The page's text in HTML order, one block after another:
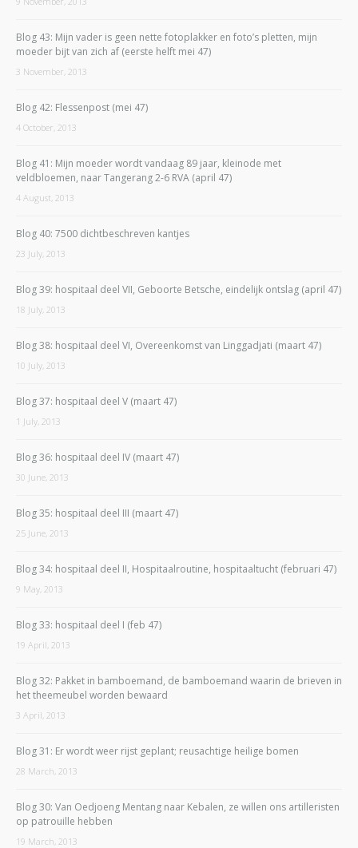
Blog 43: Mijn vader is geen nette fotoplakker en foto’s pletten, mijn
moeder bijt van zich af (eerste helft mei 47)
3 November, 2013
Blog 42: Flessenpost (mei 47)
4 October, 2013
Blog 41: Mijn moeder wordt vandaag 89 jaar, kleinode met
veldbloemen, naar Tangerang 2-6 RVA (april 47)
4 August, 2013
Blog 40: 7500 dichtbeschreven kantjes
23 July, 2013
Blog 39: hospitaal deel VII, Geboorte Betsche, eindelijk ontslag (april 47)
18 July, 2013
Blog 38: hospitaal deel VI, Overeenkomst van Linggadjati (maart 47)
10 July, 2013
Blog 37: hospitaal deel V (maart 47)
1 July, 2013
Blog 36: hospitaal deel IV (maart 47)
30 June, 2013
Blog 35: hospitaal deel III (maart 47)
25 June, 2013
Blog 34: hospitaal deel II, Hospitaalroutine, hospitaaltucht (februari 47)
9 May, 2013
Blog 33: hospitaal deel I (feb 47)
19 April, 2013
Blog 32: Pakket in bamboemand, de bamboemand waarin de brieven in
het theemeubel worden bewaard
3 April, 2013
Blog 31: Er wordt weer rijst geplant; reusachtige heilige bomen
28 March, 2013
Blog 30: Van Oedjoeng Mentang naar Kebalen, ze willen ons artilleristen
op patrouille hebben
19 March, 2013